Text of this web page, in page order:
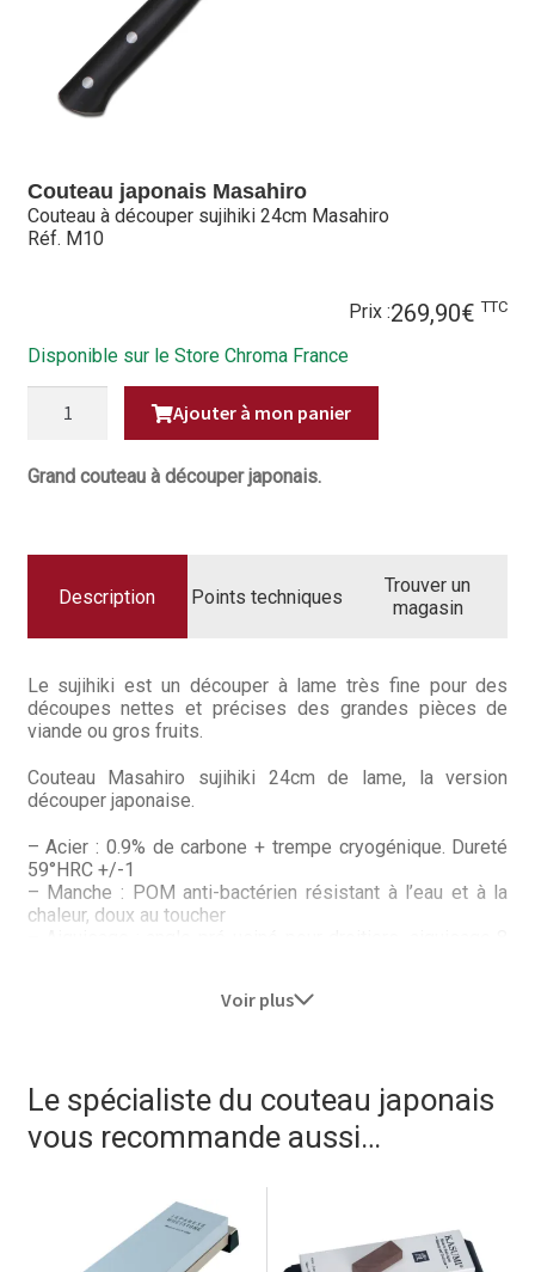
Bocuse d’Or
Mentions légales
Plan du site
Politique de confidentialité
Politique en matière de remboursements et de retours
Questions-Réponses?
Revue de presse
Thank you for booking
Tous les articles
Trouver mon couteau
Couteau japonais Masahiro
Couteau à découper sujihiki 24cm Masahiro
Réf. M10
Prix :269,90€ TTC
Disponible sur le Store Chroma France
DÉCOUPER
SUJIHIKI
Ajouter à mon panier
Grand couteau à découper japonais.
Description Points techniques
Trouver un
magasin
Le sujihiki est un découper à lame très fine pour des
découpes nettes et précises des grandes pièces de
viande ou gros fruits.
Couteau Masahiro sujihiki 24cm de lame, la version
découper japonaise.
– Acier : 0.9% de carbone + trempe cryogénique. Dureté
59°HRC +/-1
– Manche : POM anti-bactérien résistant à l’eau et à la
chaleur, doux au toucher
Le sujihiki est un couteau à découper d’une forme
pièces de viande (rôtis, gigots, carpaccio…) autant que
des gros fruits comme l’ananas.
Voir plus
Le spécialiste du couteau japonais
vous recommande aussi…